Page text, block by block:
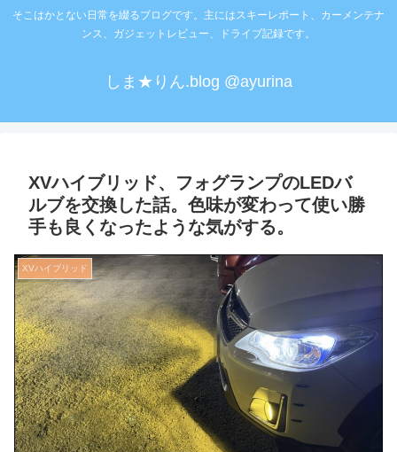
そこはかとない日常を綴るブログです。主にはスキーレポート、カーメンテナ
ンス、ガジェットレビュー、ドライブ記録です。
しま★りん.blog @ayurina
XVハイブリッド、フォグランプのLEDバ
ルブを交換した話。色味が変わって使い勝
手も良くなったような気がする。
XVハイブリッド